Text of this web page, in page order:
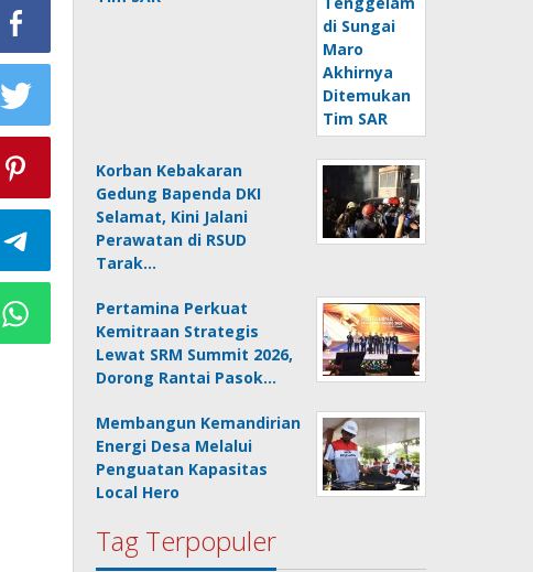
Korban Kebakaran
Gedung Bapenda DKI
Selamat, Kini Jalani
Perawatan di RSUD
Tarak…
Pertamina Perkuat
Kemitraan Strategis
Lewat SRM Summit 2026,
Dorong Rantai Pasok…
Membangun Kemandirian
Energi Desa Melalui
Penguatan Kapasitas
Local Hero
Tag Terpopuler